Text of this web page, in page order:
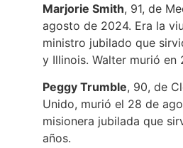
Marjorie Smith, 91, de
agosto de 2024. Era la
ministro jubilado que
y Illinois. Walter murió en
Peggy Trumble, 90, de
Unido, murió el 28 de
misionera jubilada que
años.